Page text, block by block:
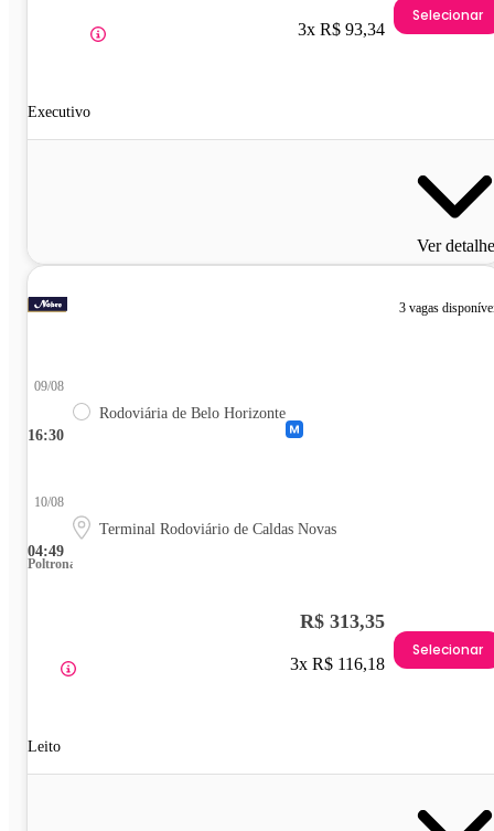
Executivo
3x R$ 93,34
Selecionar
Ver
3 vagas
16:30
09/08
Rodoviária de Belo Horizonte
04:49
10/08
Terminal Rodoviário de Caldas Novas
Poltrona
Leito
R$ 313,35
3x R$ 116,18
Selecionar